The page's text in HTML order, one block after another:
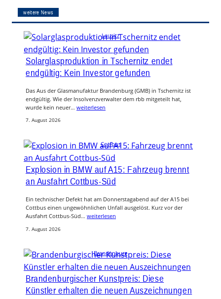
weitere News
Lausitz
Solarglasproduktion in Tschernitz endet
endgültig: Kein Investor gefunden
Das Aus der Glasmanufaktur Brandenburg (GMB) in Tschernitz ist
endgültig. Wie der Insolvenzverwalter dem rbb mitgeteilt hat,
wurde kein neuer… weiterlesen
7. August 2026
Cottbus
Explosion in BMW auf A15: Fahrzeug brennt
an Ausfahrt Cottbus-Süd
Ein technischer Defekt hat am Donnerstagabend auf der A15 bei
Cottbus einen ungewöhnlichen Unfall ausgelöst. Kurz vor der
Ausfahrt Cottbus-Süd… weiterlesen
7. August 2026
Brandenburg
Brandenburgischer Kunstpreis: Diese
Künstler erhalten die neuen Auszeichnungen